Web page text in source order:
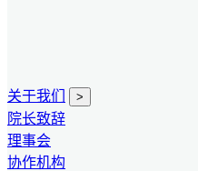
关于我们 >
院长致辞
理事会
协作机构